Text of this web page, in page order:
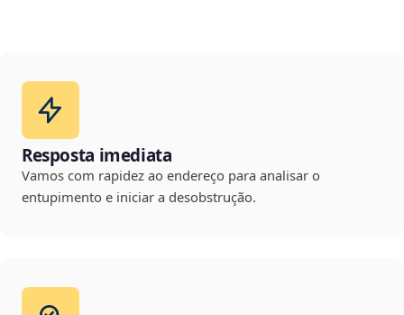
Resposta imediata
Vamos com rapidez ao endereço para analisar o
entupimento e iniciar a desobstrução.